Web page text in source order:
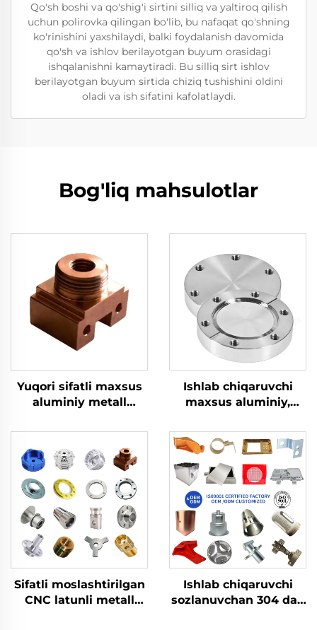
Qo'sh boshi va qo'shig'i sirtini silliq va yaltiroq qilish
uchun polirovka qilingan bo'lib, bu nafaqat qo'shning
ko'rinishini yaxshilaydi, balki foydalanish davomida
qo'sh va ishlov berilayotgan buyum orasidagi
ishqalanishni kamaytiradi. Bu silliq sirt ishlov
berilayotgan buyum sirtida chiziq tushishini oldini
oladi va ish sifatini kafolatlaydi.
Bog'liq mahsulotlar
Yuqori sifatli maxsus
aluminiy metall
CNC aylantirish
qismlari
Ishlab chiqaruvchi
maxsus aluminiy,
o'qli CNC frezerlash
qayta ishlash
xizmatlari
Sifatli moslashtirilgan
CNC latunli metall
Ishlab chiqaruvchi
sozlanuvchan 304 dan